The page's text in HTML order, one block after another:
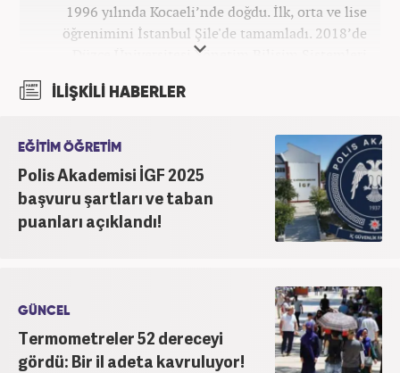
1996 yılında Kocaeli’nde doğdu. İlk, orta ve lise
öğrenimini İstanbul Şile'de tamamladı. 2018’de
Düzce Üniversitesi Yönetim Bilişim Sistemleri
bağlı Haber7.com bünyesinde ‘SEO Editörü’
İLİŞKİLİ HABERLER
EĞİTİM ÖĞRETİM
Polis Akademisi İGF 2025
başvuru şartları ve taban
puanları açıklandı!
GÜNCEL
Termometreler 52 dereceyi
gördü: Bir il adeta kavruluyor!